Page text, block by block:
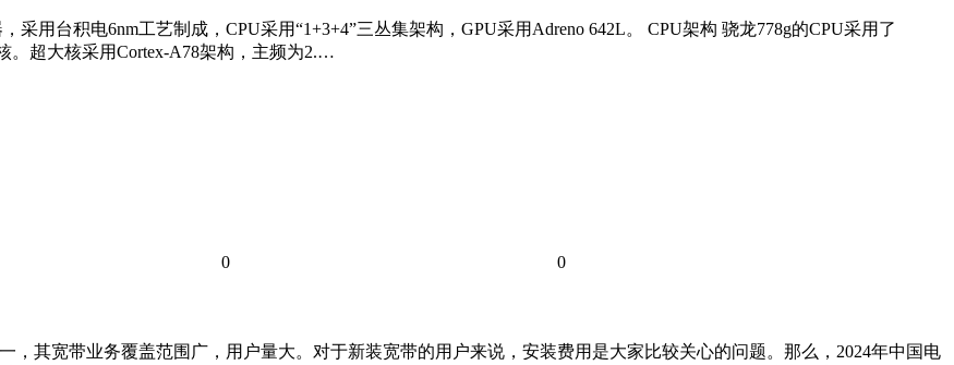
采用台积电6nm工艺制成，CPU采用“1+3+4”三丛集架构，GPU采用Adreno 642L。 CPU架构 骁龙778g的CPU采用了
。超大核采用Cortex-A78架构，主频为2.…
0 0
，其宽带业务覆盖范围广，用户量大。对于新装宽带的用户来说，安装费用是大家比较关心的问题。那么，2024年中国电